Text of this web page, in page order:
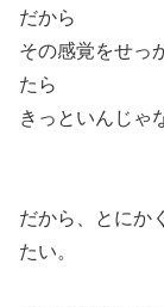
だから
その感覚をせっ
たら
きっといんじゃ
だから、とにか
たい。